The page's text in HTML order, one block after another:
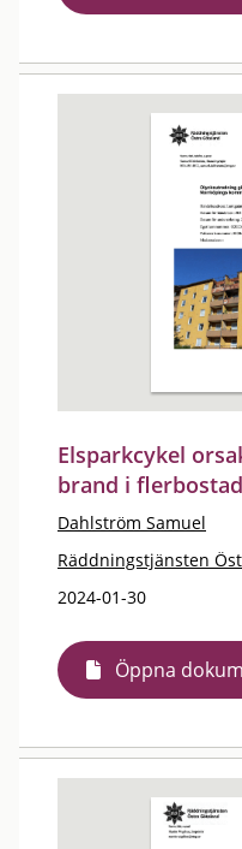
Elsparkcykel
brand i
Dahlström Samuel
Räddningstjänsten
2024-01-30
Öppna